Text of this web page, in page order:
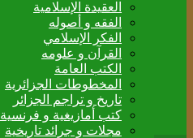
العقيدة الإسلامية
الفقه و أصوله
الفكر الإسلامي
القرآن و علومه
الكتب العامة
المخطوطات الجزائرية
تاريخ و تراجم الجزائر
كتب أمازيغية و فرنسية
مجلات و جرائد تاريخية